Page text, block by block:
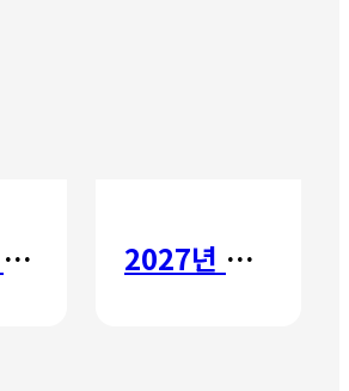
성금요일 칸타타 2027년 갈보리 어학원 유치부 신입생 모집